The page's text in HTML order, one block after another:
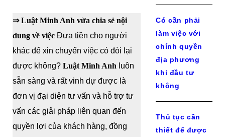
⇒ Luật Minh Anh vừa chia sẻ nội
dung về việc Đưa tiền cho người
khác để xin chuyển việc có đòi lại
được không? Luật Minh Anh luôn
sẵn sàng và rất vinh dự được là
đơn vị đại diện tư vấn và hỗ trợ tư
vấn các giải pháp liên quan đến
quyền lợi của khách hàng, đồng
Có cần phải
làm việc với
chính quyền
địa phương
khi đầu tư
không
Thủ tục cần
thiết để được